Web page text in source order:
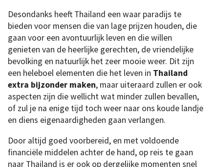
Desondanks heeft Thailand een waar paradijs te
bieden voor mensen die van lage prijzen houden, die
gaan voor een avontuurlijk leven en die willen
genieten van de heerlijke gerechten, de vriendelijke
bevolking en natuurlijk het zeer mooie weer. Dit zijn
een heleboel elementen die het leven in Thailand
extra bijzonder maken, maar uiteraard zullen er ook
aspecten zijn die wellicht wat minder zullen bevallen,
of zul je na enige tijd toch weer naar ons koude landje
en diens eigenaardigheden gaan verlangen.
Door altijd goed voorbereid, en met voldoende
financiële middelen achter de hand, op reis te gaan
naar Thailand is er ook op dergelijke momenten snel